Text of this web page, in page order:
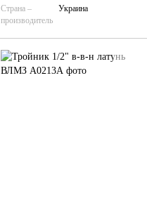
Страна –
производитель
Украина